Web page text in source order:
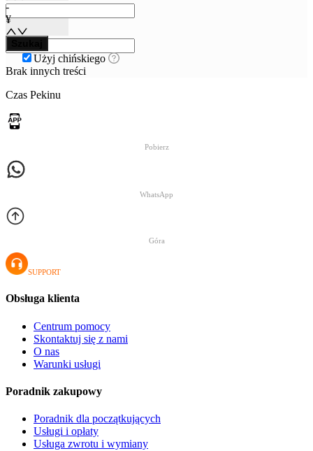
-
¥
Użyj chińskiego
Brak innych treści
Czas Pekinu
Pobierz
WhatsApp
Góra
SUPPORT
Obsługa klienta
Centrum pomocy
Skontaktuj się z nami
O nas
Warunki usługi
Poradnik zakupowy
Poradnik dla początkujących
Usługi i opłaty
Usługa zwrotu i wymiany